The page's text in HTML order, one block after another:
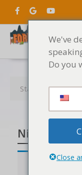
Startseite
Nicht
We've
Do you
Close